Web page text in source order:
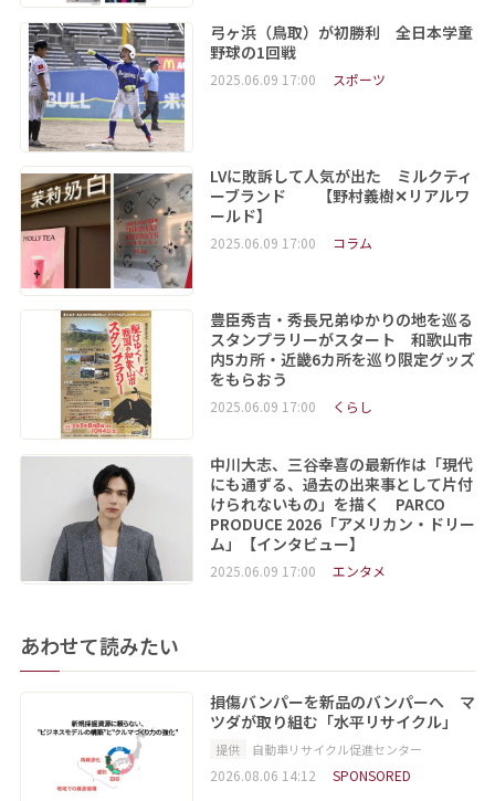
弓ヶ浜（鳥取）が初勝利 全日本学童
野球の1回戦
2025.06.09 17:00 スポーツ
LVに敗訴して人気が出た ミルクティ
ーブランド 【野村義樹✕リアルワ
ールド】
2025.06.09 17:00 コラム
豊臣秀吉・秀長兄弟ゆかりの地を巡る
スタンプラリーがスタート 和歌山市
内5カ所・近畿6カ所を巡り限定グッズ
をもらおう
2025.06.09 17:00 くらし
中川大志、三谷幸喜の最新作は「現代
にも通ずる、過去の出来事として片付
けられないもの」を描く PARCO
PRODUCE 2026「アメリカン・ドリー
ム」【インタビュー】
2025.06.09 17:00 エンタメ
あわせて読みたい
損傷バンパーを新品のバンパーへ マ
ツダが取り組む「水平リサイクル」
提供 自動車リサイクル促進センター
2026.08.06 14:12 SPONSORED